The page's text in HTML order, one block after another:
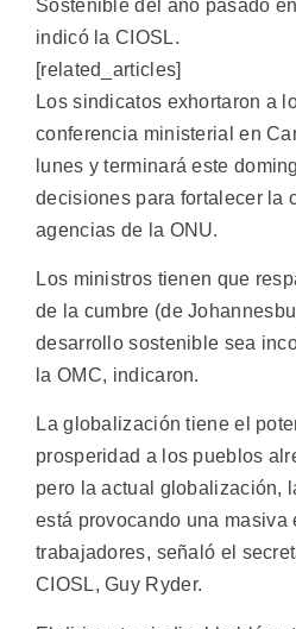
Sostenible del año pasado
indicó la CIOSL.
[related_articles]
Los sindicatos exhortaron a
conferencia ministerial en
lunes y terminará este
decisiones para fortalecer la
agencias de la ONU.
Los ministros tienen que
de la cumbre (de
desarrollo sostenible sea
la OMC, indicaron.
La globalización tiene el
prosperidad a los pueblos
pero la actual globalización,
está provocando una masiva
trabajadores, señaló el
CIOSL, Guy Ryder.